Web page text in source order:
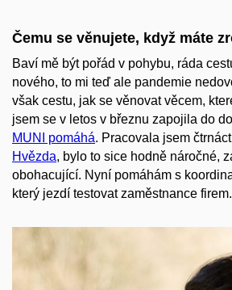
Čemu se věnujete, když máte
Baví mě být pořád v pohybu, ráda
nového, to mi teď ale pandemie
však cestu, jak se věnovat věcem,
jsem se v letos v březnu zapojila do
MUNI pomáhá. Pracovala jsem
Hvězda, bylo to sice hodně náročné,
obohacující. Nyní pomáhám s
který jezdí testovat zaměstnance firem.